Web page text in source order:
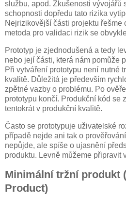
službu, apod. Zkušenosti vývojářů
schopnosti dopředu tato rizika
Nejrizikovější části projektu řešme
metoda pro validaci rizik se
Prototyp je zjednodušená a tedy
nebo její části, která nám pomůže
Při vytváření prototypu není nutné
kvalitě. Důležitá je především
zpětné vazby o problému. Po
prototypu končí. Produkční kód se
tentokrát v produkční kvalitě.
Často se prototypuje uživatelské
případě nejde ani tak o
nepůjde, ale spíše o ujasnění
produktu. Levně můžeme připravit
Minimální tržní produkt
Product)